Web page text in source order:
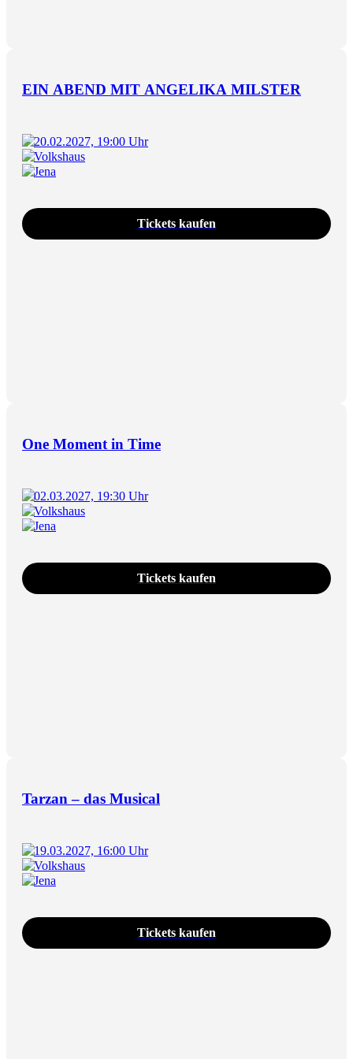
EIN ABEND MIT ANGELIKA MILSTER
20.02.2027, 19:00 Uhr
Volkshaus
Jena
Tickets kaufen
One Moment in Time
02.03.2027, 19:30 Uhr
Volkshaus
Jena
Tickets kaufen
Tarzan – das Musical
19.03.2027, 16:00 Uhr
Volkshaus
Jena
Tickets kaufen